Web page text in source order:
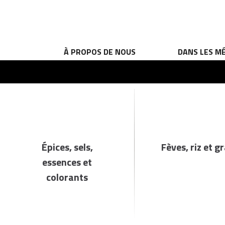
À PROPOS DE NOUS DANS LES
Épices, sels,
essences et
colorants
Fèves, riz et